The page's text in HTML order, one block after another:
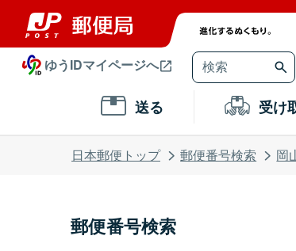
ゆうIDマイページへ
送る 受け
日本郵便トップ 郵便番号検索 岡
郵便番号検索